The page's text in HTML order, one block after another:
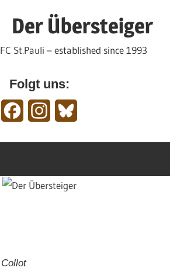
Der Übersteiger
St.Pauli – established since 1993
Folgt uns:
FacebookInstagram